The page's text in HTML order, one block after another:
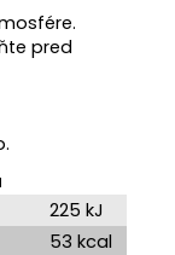
pred
225 kJ
53 kcal